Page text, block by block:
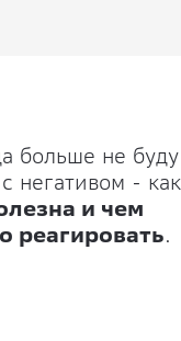
больше не
негативом -
и чем
реагировать.